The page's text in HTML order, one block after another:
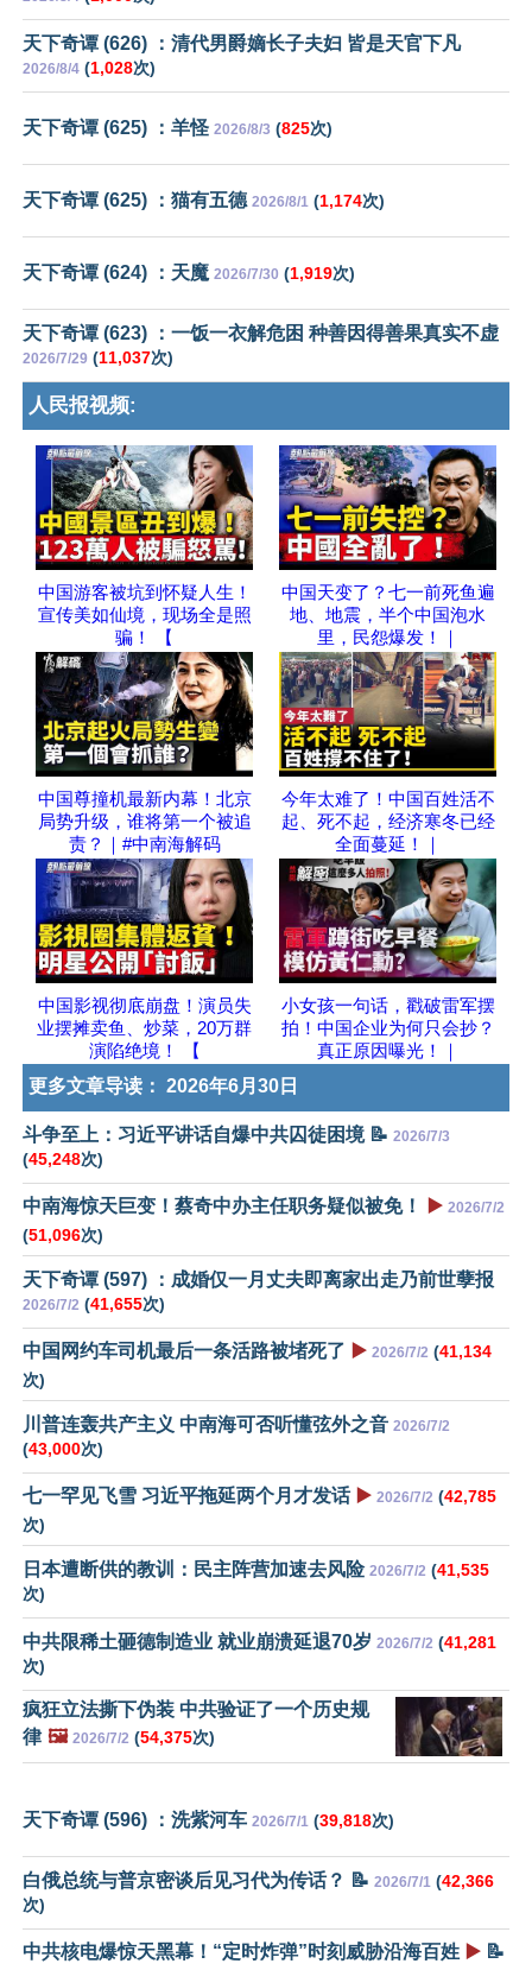
天下奇谭 (626) ：清代男爵嫡长子夫妇 皆是天官下凡
2026/8/4 (1,028次)
天下奇谭 (625) ：羊怪 2026/8/3 (825次)
天下奇谭 (625) ：猫有五德 2026/8/1 (1,174次)
天下奇谭 (624) ：天魔 2026/7/30 (1,919次)
天下奇谭 (623) ：一饭一衣解危困 种善因得善果真实不虚
2026/7/29 (11,037次)
人民报视频:
中国游客被坑到怀疑人生！
宣传美如仙境，现场全是照
骗！ 【
中国天变了？七一前死鱼遍
地、地震，半个中国泡水
里，民怨爆发！｜
中国尊撞机最新内幕！北京
局势升级，谁将第一个被追
责？｜#中南海解码
今年太难了！中国百姓活不
起、死不起，经济寒冬已经
全面蔓延！｜
中国影视彻底崩盘！演员失
业摆摊卖鱼、炒菜，20万群
演陷绝境！ 【
小女孩一句话，戳破雷军摆
拍！中国企业为何只会抄？
真正原因曝光！｜
更多文章导读： 2026年6月30日
斗争至上：习近平讲话自爆中共囚徒困境 📝 2026/7/3
(45,248次)
中南海惊天巨变！蔡奇中办主任职务疑似被免！ ▶️ 2026/7/2
(51,096次)
天下奇谭 (597) ：成婚仅一月丈夫即离家出走乃前世孽报
2026/7/2 (41,655次)
中国网约车司机最后一条活路被堵死了 ▶️ 2026/7/2 (41,134
次)
川普连轰共产主义 中南海可否听懂弦外之音 2026/7/2
(43,000次)
七一罕见飞雪 习近平拖延两个月才发话 ▶️ 2026/7/2 (42,785
次)
日本遭断供的教训：民主阵营加速去风险 2026/7/2 (41,535
次)
中共限稀土砸德制造业 就业崩溃延退70岁 2026/7/2 (41,281
次)
疯狂立法撕下伪装 中共验证了一个历史规
律 🖼️ 2026/7/2 (54,375次)
天下奇谭 (596) ：洗紫河车 2026/7/1 (39,818次)
白俄总统与普京密谈后见习代为传话？ 📝 2026/7/1 (42,366
次)
中共核电爆惊天黑幕！“定时炸弹”时刻威胁沿海百姓 ▶️ 📝